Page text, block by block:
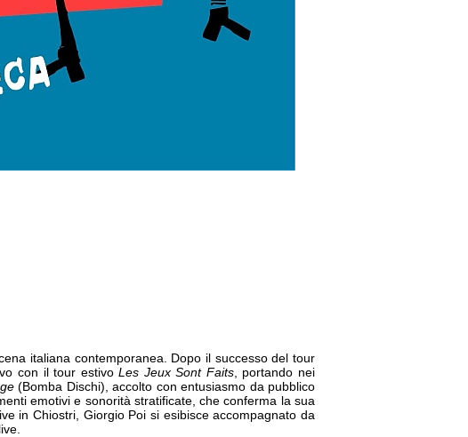
italiana contemporanea. Dopo il successo del tour
con il tour estivoLes Jeux Sont Faits, portando nei
(Bomba Dischi), accolto con entusiasmo da pubblico
emotivi e sonorità stratificate, che conferma la sua
in Chiostri, Giorgio Poi si esibisce accompagnato da